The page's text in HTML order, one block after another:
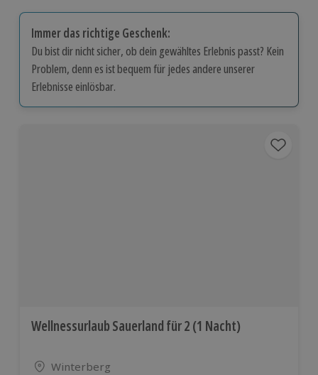
Immer das richtige Geschenk:
Du bist dir nicht sicher, ob dein gewähltes Erlebnis passt? Kein
Problem, denn es ist bequem für jedes andere unserer
Erlebnisse einlösbar.
Wellnessurlaub Sauerland für 2 (1 Nacht)
Standort
Winterberg